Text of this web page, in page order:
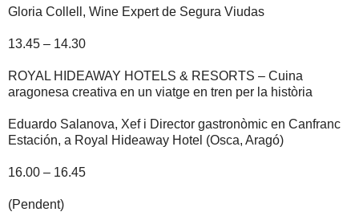
Gloria Collell, Wine Expert de Segura Viudas
13.45 – 14.30
ROYAL HIDEAWAY HOTELS & RESORTS – Cuina
aragonesa creativa en un viatge en tren per la història
Eduardo Salanova, Xef i Director gastronòmic en Canfranc
Estación, a Royal Hideaway Hotel (Osca, Aragó)
16.00 – 16.45
(Pendent)